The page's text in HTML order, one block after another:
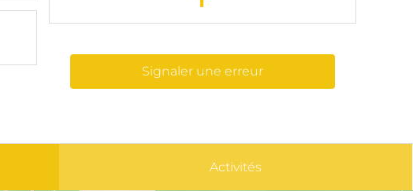
Signaler une erreur
Activités